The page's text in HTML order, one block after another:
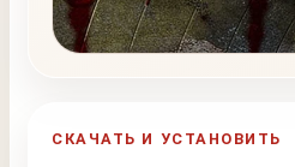
СКАЧАТЬ И УСТАНОВИТЬ